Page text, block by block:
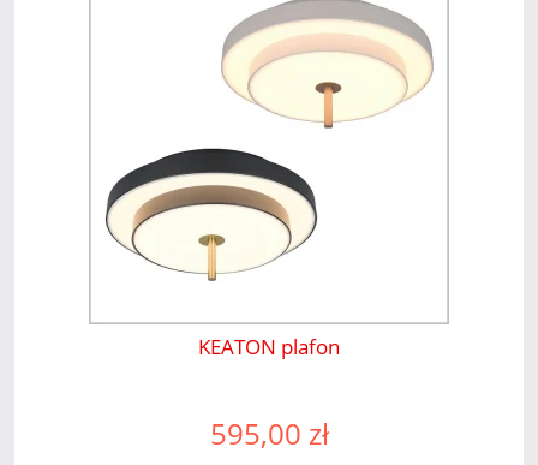
KEATON plafon
595,00 zł